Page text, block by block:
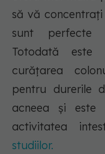
să vă
sunt perfecte
Totodată este
curățarea
pentru durerile
acneea și este
activitatea
studiilor.